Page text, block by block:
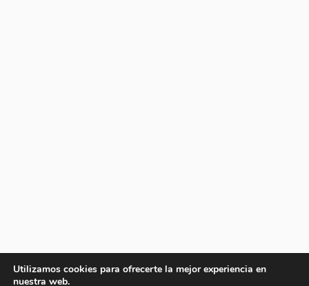
Utilizamos cookies para ofrecerte la mejor experiencia en
nuestra web.